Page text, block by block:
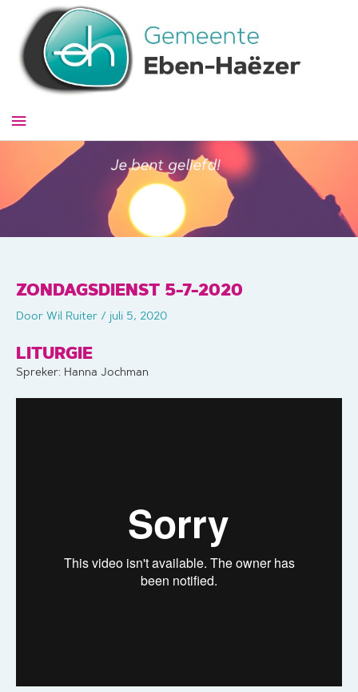
inhoud
Hoofdmenu
ZONDAGSDIENST 5-7-2020
Door Wil Ruiter / juli 5, 2020
LITURGIE
Spreker: Hanna Jochman